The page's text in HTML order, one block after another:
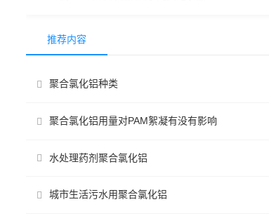
推荐内容
聚合氯化铝种类
聚合氯化铝用量对PAM絮凝有没有影响
水处理药剂聚合氯化铝
城市生活污水用聚合氯化铝